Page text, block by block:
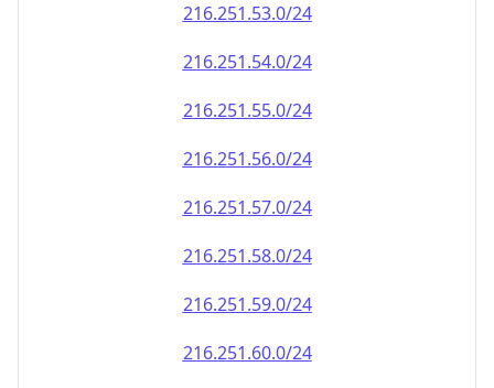
216.251.53.0/24
216.251.54.0/24
216.251.55.0/24
216.251.56.0/24
216.251.57.0/24
216.251.58.0/24
216.251.59.0/24
216.251.60.0/24